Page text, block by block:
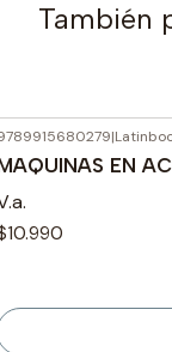
También
Agotado |
EN